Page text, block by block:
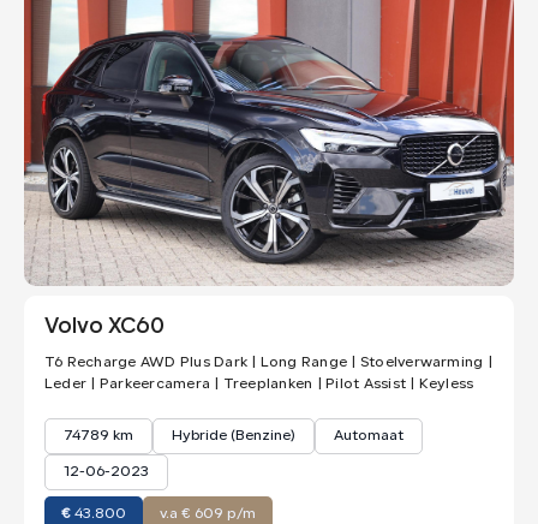
Volvo XC60
T6 Recharge AWD Plus Dark | Long Range | Stoelverwarming |
Leder | Parkeercamera | Treeplanken | Pilot Assist | Keyless
74789 km Hybride (Benzine) Automaat
12-06-2023
€ 43.800 v.a € 609 p/m